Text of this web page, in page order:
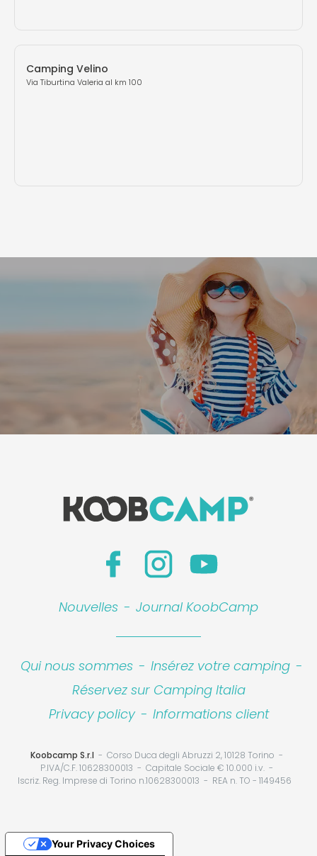
Camping Velino
Via Tiburtina Valeria al km 100
Nouvelles - Journal KoobCamp
Qui nous sommes - Insérez votre camping -
Réservez sur Camping Italia
Privacy policy - Informations client
Koobcamp S.r.l
Corso Duca degli Abruzzi 2, 10128 Torino
P.IVA/C.F. 10628300013
Capitale Sociale € 10.000 i.v.
Iscriz. Reg. Imprese di Torino n.10628300013
REA n. TO - 1149456
Your Privacy Choices